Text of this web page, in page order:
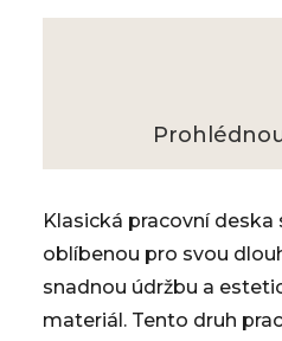
Klasická pracovní deska
oblíbenou pro svou
snadnou údržbu a
materiál. Tento druh